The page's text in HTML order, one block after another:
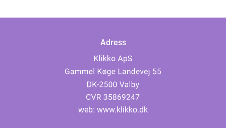
Adress
web: www.klikko.dk